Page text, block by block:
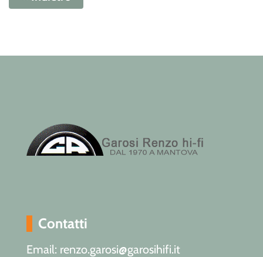
Contatti
Email: renzo.garosi@garosihifi.it